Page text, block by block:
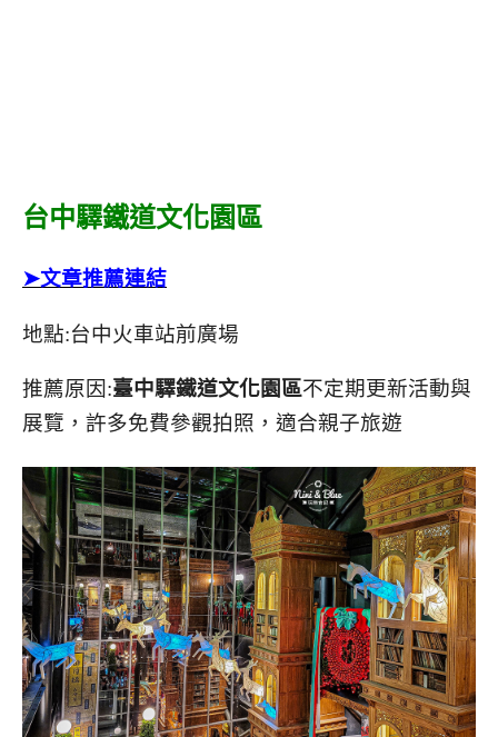
台中驛鐵道文化園區
➤文章推薦連結
地點:台中火車站前廣場
推薦原因:臺中驛鐵道文化園區不定期更新活動與
展覽，許多免費參觀拍照，適合親子旅遊